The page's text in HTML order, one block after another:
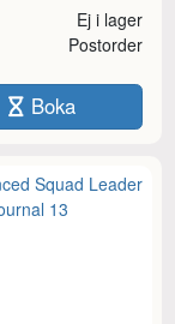
Ej i lager
Postorder
Boka